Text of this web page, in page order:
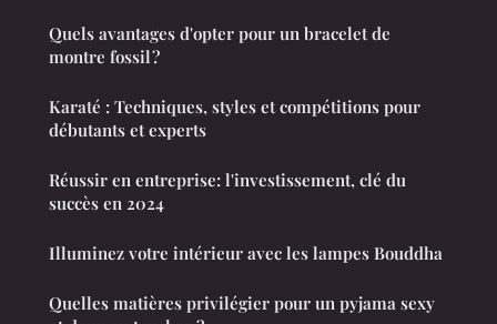
Quels avantages d'opter pour un bracelet de
montre fossil ?
Karaté : Techniques, styles et compétitions pour
débutants et experts
Réussir en entreprise: l'investissement, clé du
succès en 2024
Illuminez votre intérieur avec les lampes Bouddha
Quelles matières privilégier pour un pyjama sexy